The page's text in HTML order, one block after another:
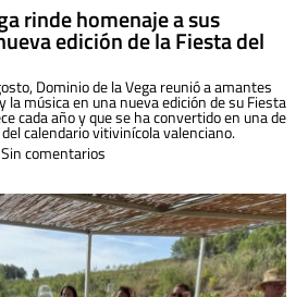
rinde homenaje a sus
edición de la Fiesta del
Dominio de la Vega reunió a amantes
la música en una nueva edición de su Fiesta
cada año y que se ha convertido en una de
calendario vitivinícola valenciano.
Sin comentarios